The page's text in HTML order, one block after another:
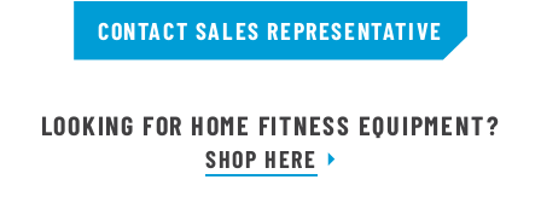
CONTACT SALES REPRESENTATIVE
LOOKING FOR HOME FITNESS EQUIPMENT?
SHOP HERE